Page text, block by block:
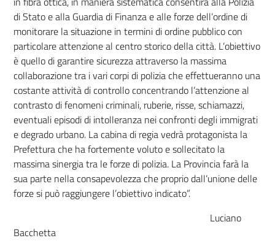
di Stato e alla Guardia di Finanza e alle forze dell’ordine di
monitorare la situazione in termini di ordine pubblico con
particolare attenzione al centro storico della città. L’obiettivo
è quello di garantire sicurezza attraverso la massima
collaborazione tra i vari corpi di polizia che effettueranno una
costante attività di controllo concentrando l’attenzione al
contrasto di fenomeni criminali, ruberie, risse, schiamazzi,
eventuali episodi di intolleranza nei confronti degli immigrati
e degrado urbano. La cabina di regia vedrà protagonista la
Prefettura che ha fortemente voluto e sollecitato la
massima sinergia tra le forze di polizia. La Provincia farà la
sua parte nella consapevolezza che proprio dall’unione delle
forze si può raggiungere l’obiettivo indicato”.
Luciano
Bacchetta